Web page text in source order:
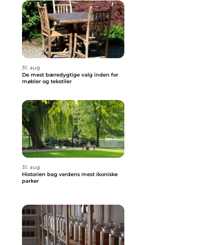
31. aug
De mest bæredygtige valg inden for
møbler og tekstiler
31. aug
Historien bag verdens mest ikoniske
parker